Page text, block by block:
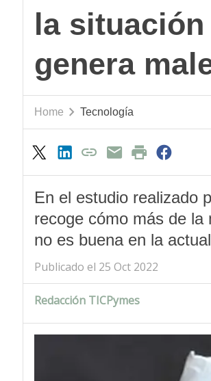
la
genera
Home Tecnología
En el estudio realizado
recoge cómo más de la
no es buena en la
Publicado el 25 Oct 2022
Redacción TICPymes